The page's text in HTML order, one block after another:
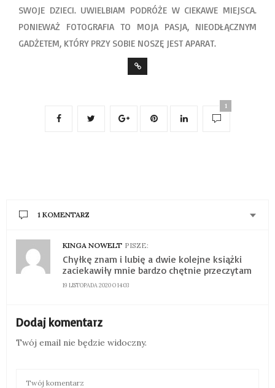
SWOJE DZIECI. UWIELBIAM PODRÓŻE W CIEKAWE MIEJSCA.
PONIEWAŻ FOTOGRAFIA TO MOJA PASJA, NIEODŁĄCZNYM
GADŻETEM, KTÓRY PRZY SOBIE NOSZĘ JEST APARAT.
1
1 KOMENTARZ
KINGA NOWELT PISZE:
19 LISTOPADA 2020 O 14:03
Chyłkę znam i lubię a dwie kolejne książki
zaciekawiły mnie bardzo chętnie przeczytam
Dodaj komentarz
Twój email nie będzie widoczny.